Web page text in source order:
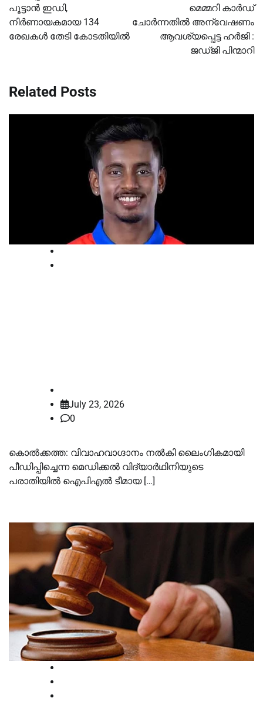
പൂട്ടാൻ ഇഡി,
നിര്‍ണായകമായ 134
രേഖകള്‍ തേടി കോടതിയില്‍
മെമ്മറി കാര്‍ഡ്
ചോര്‍ന്നതില്‍ അന്വേഷണം
ആവശ്യപ്പെട്ട ഹര്‍ജി :
ജഡ്ജി പിന്മാറി
Related Posts
July 23, 2026
0
കൊല്‍ക്കത്ത: വിവാഹവാഗ്ദാനം നല്‍കി ലൈംഗികമായി
പീഡിപ്പിച്ചെന്ന മെഡിക്കല്‍ വിദ്യാര്‍ഥിനിയുടെ
പരാതിയില്‍ ഐപിഎല്‍ ടീമായ […]